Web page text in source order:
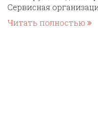
Сервисная
Читать полностью